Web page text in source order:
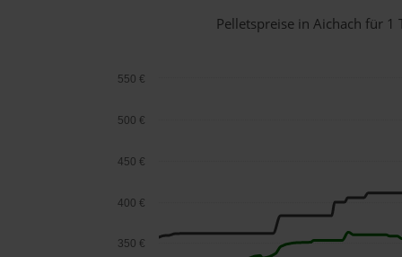
Pelletspreise in Aichach für 1
350 €
400 €
450 €
500 €
550 €